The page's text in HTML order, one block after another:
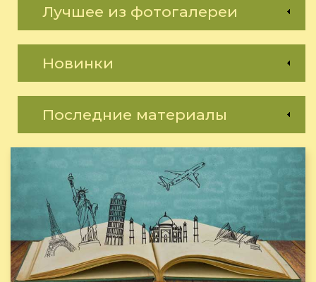
Лучшее из фотогалереи
Новинки
Последние материалы